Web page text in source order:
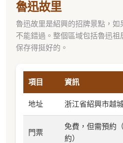
魯迅故里
魯迅故里是紹興的招牌景點，
不能錯過。整個區域包括魯迅祖
保存得挺好的。
項目 資訊
地址 浙江省紹興市越
門票
免費，但需預約
約）